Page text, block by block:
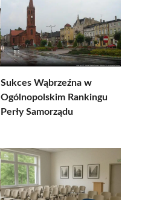
Sukces Wąbrzeźna w
Ogólnopolskim Rankingu
Perły Samorządu